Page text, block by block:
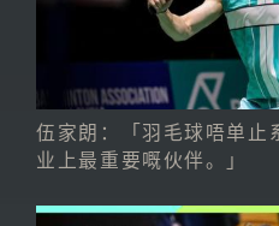
伍家朗：「羽毛球唔单止
业上最重要嘅伙伴。」